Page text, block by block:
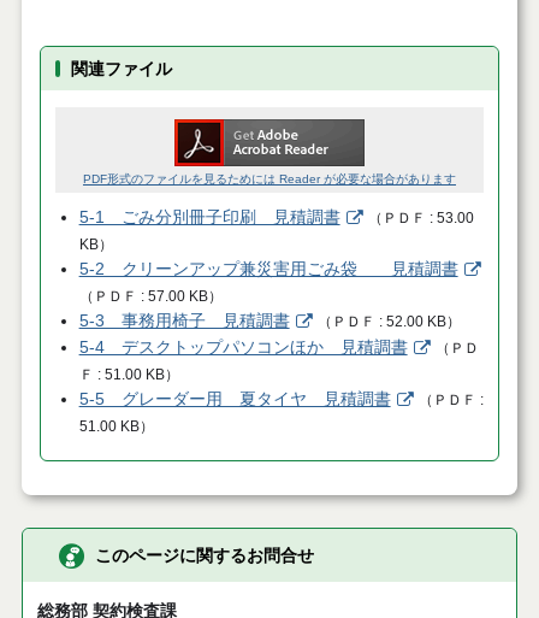
関連ファイル
PDF形式のファイルを見るためには Reader が必要な場合があります
5-1 ごみ分別冊子印刷 見積調書 （ ＰＤＦ
53.00
KB）
5-2 クリーンアップ兼災害用ごみ袋 見積調書
（ ＰＤＦ 57.00 KB）
5-3 事務用椅子 見積調書 （ ＰＤＦ 52.00 KB）
5-4 デスクトップパソコンほか 見積調書 （ ＰＤ
Ｆ
51.00 KB）
5-5 グレーダー用 夏タイヤ 見積調書 （ ＰＤＦ
51.00 KB）
このページに関するお問合せ
総務部 契約検査課